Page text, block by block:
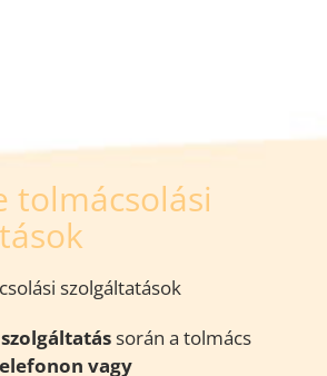
tolmácsolási
szolgáltatások
során a tolmács
vagy